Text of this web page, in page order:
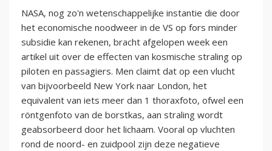
NASA, nog zo'n wetenschappelijke instantie die door
het economische noodweer in de VS op fors minder
subsidie kan rekenen, bracht afgelopen week een
artikel uit over de effecten van kosmische straling op
piloten en passagiers. Men claimt dat op een vlucht
van bijvoorbeeld New York naar London, het
equivalent van iets meer dan 1 thoraxfoto, ofwel een
röntgenfoto van de borstkas, aan straling wordt
geabsorbeerd door het lichaam. Vooral op vluchten
rond de noord- en zuidpool zijn deze negatieve